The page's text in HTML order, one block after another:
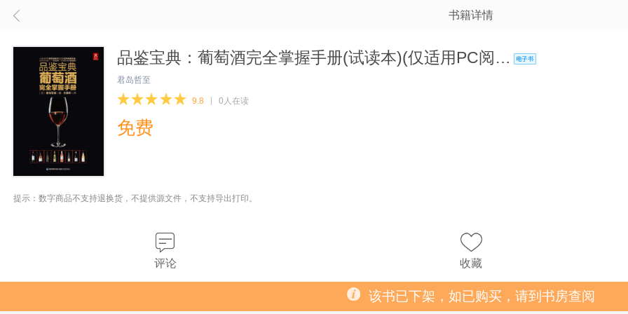
书籍详情
品鉴宝典：葡萄酒完全掌握手册(试读本)(仅适用PC阅…
君岛哲至
9.8 0人在读
免费
提示：数字商品不支持退换货，不提供源文件，不支持导出打印。
评论 收藏
该书已下架，如已购买，请到书房查阅